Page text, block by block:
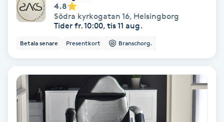
Radiofrekvens
Rakning
Reflexologi
4.8
Södra kyrkogatan 16, Helsingborg
Tider fr. 10:00, tis 11 aug.
Betala senare Presentkort Branschorg.